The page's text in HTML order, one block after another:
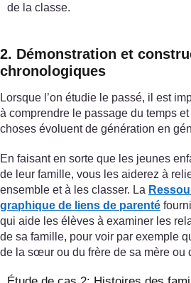
de la classe.
2. Démonstration et
chronologiques
Lorsque l’on étudie le passé, il est
à comprendre le passage du temps
choses évoluent de génération en
En faisant en sorte que les jeunes
de leur famille, vous les aiderez à
ensemble et à les classer. La
graphique de liens de parenté
qui aide les élèves à examiner les
de sa famille, pour voir par exemple
de la sœur ou du frère de sa mère ou